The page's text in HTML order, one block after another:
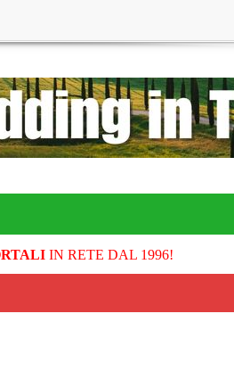
IN RETE DAL 1996!